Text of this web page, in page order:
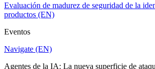
Evaluación de madurez de seguridad de la
productos (EN)
Eventos
Navigate (EN)
Agentes de la IA: La nueva superficie de